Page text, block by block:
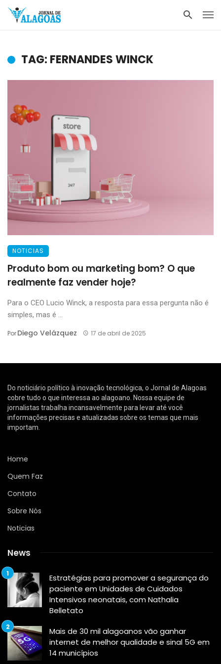
TAG: FERNANDES WINCK
NOTICIAS
Produto bom ou marketing bom? O que
realmente faz vender hoje?
Para o CEO Lucio Winck, a resposta para essa pergunta não é
simples, mas é ...
PorDiego Velázquez 17 de abril de 2025
Do noticiário político à inovação tecnológica, o Jornal de Alagoas
cobre tudo o que interessa ao alagoano. Nossa equipe de
jornalistas trabalha incansavelmente para levar até você
informações precisas e atualizadas sobre os temas que mais
importam.
Home
Quem Faz
Contato
Sobre Nós
Noticias
News
Estratégias para promover a segurança do
paciente em Unidades de Cuidados
Intensivos neonatais, com Nathalia
Belletato
Mais de 30 mil alagoanos vão ganhar
internet de melhor qualidade e sinal 5G em
14 municípios